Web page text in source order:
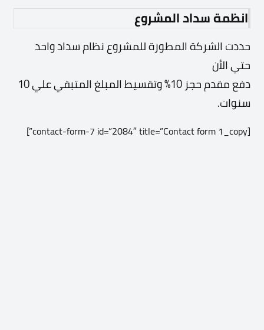
انظمة سداد المشروع
حددت الشركة المطورة للمشروع نظام سداد واحد
حتي الأن
دفع مقدم حجز 10% وتقسيط المبلغ المتبقي علي 10
سنوات.
[contact-form-7 id=”2084″ title=”Contact form 1_copy”]